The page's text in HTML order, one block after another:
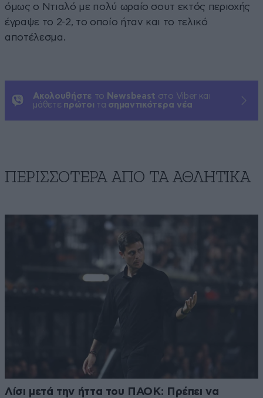
όμως ο Ντιαλό με πολύ ωραίο σουτ εκτός περιοχής
έγραψε το 2-2, το οποίο ήταν και το τελικό
αποτέλεσμα.
Ακολουθήστε το Newsbeast στο Viber και
μάθετε πρώτοι τα σημαντικότερα νέα
ΠΕΡΙΣΣΟΤΕΡΑ ΑΠΟ ΤA ΑΘΛΗΤΙΚΑ
Λίσι μετά την ήττα του ΠΑΟΚ: Πρέπει να